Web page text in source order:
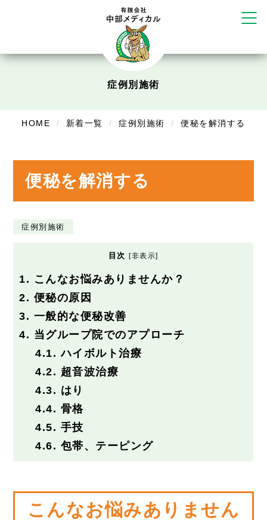
デイサービス
美容
美容鍼・コルギ
採用情報
症例別施術
HOME 新着一覧 症例別施術 便秘を解消する
便秘を解消する
症例別施術
目次 [非表示]
1. こんなお悩みありませんか？
2. 便秘の原因
3. 一般的な便秘改善
4. 当グループ院でのアプローチ
4.1. ハイボルト治療
4.2. 超音波治療
4.3. はり
4.4. 骨格
4.5. 手技
4.6. 包帯、テーピング
こんなお悩みありません